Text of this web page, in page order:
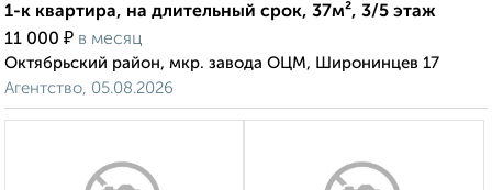
1-к квартира, на длительный срок, 37м², 3/5 этаж
11 000 ₽ в месяц
Октябрьский район, мкр. завода ОЦМ, Широнинцев 17
Агентство, 05.08.2026